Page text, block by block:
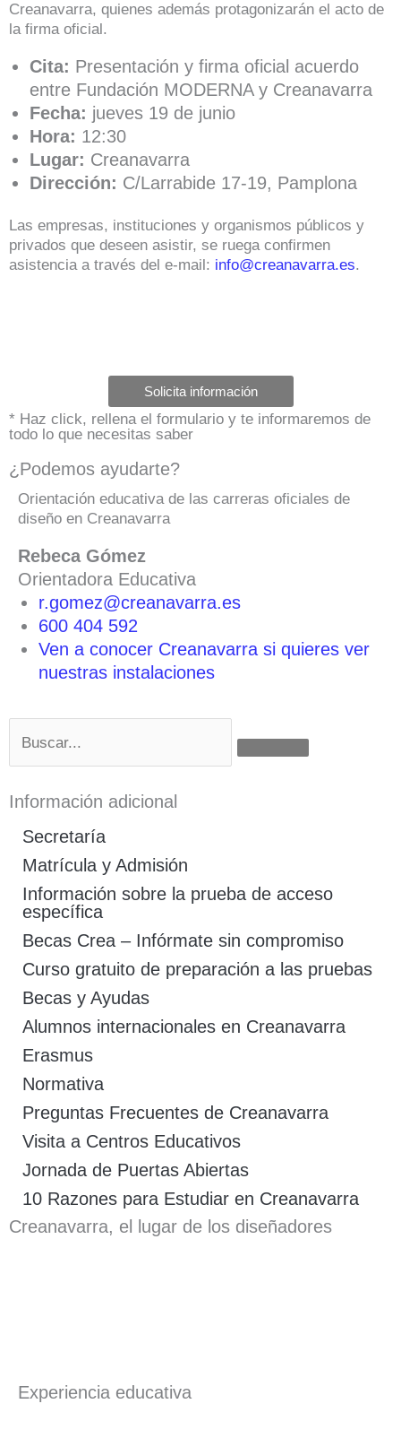
Creanavarra, quienes además protagonizarán el acto de
la firma oficial.
Cita: Presentación y firma oficial acuerdo
entre Fundación MODERNA y Creanavarra
Fecha: jueves 19 de junio
Hora: 12:30
Lugar: Creanavarra
Dirección: C/Larrabide 17-19, Pamplona
Las empresas, instituciones y organismos públicos y
privados que deseen asistir, se ruega confirmen
asistencia a través del e-mail: info@creanavarra.es.
Solicita información
* Haz click, rellena el formulario y te informaremos de
todo lo que necesitas saber
¿Podemos ayudarte?
Orientación educativa de las carreras oficiales de
diseño en Creanavarra
Rebeca Gómez
Orientadora Educativa
r.gomez@creanavarra.es
600 404 592
Ven a conocer Creanavarra si quieres ver
nuestras instalaciones
Información adicional
Secretaría
Matrícula y Admisión
Información sobre la prueba de acceso
específica
Becas Crea – Infórmate sin compromiso
Curso gratuito de preparación a las pruebas
Becas y Ayudas
Alumnos internacionales en Creanavarra
Erasmus
Normativa
Preguntas Frecuentes de Creanavarra
Visita a Centros Educativos
Jornada de Puertas Abiertas
10 Razones para Estudiar en Creanavarra
Creanavarra, el lugar de los diseñadores
Experiencia educativa